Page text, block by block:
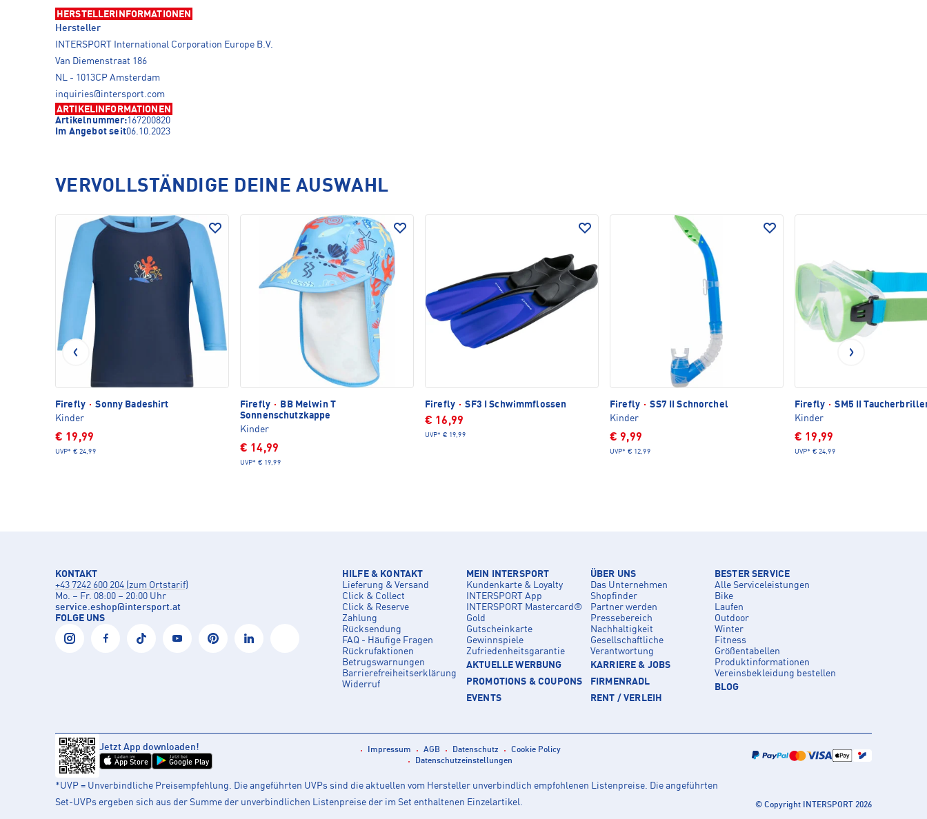
HERSTELLERINFORMATIONEN
Hersteller
INTERSPORT International Corporation Europe B.V.
Van Diemenstraat 186
NL - 1013CP Amsterdam
inquiries@intersport.com
ARTIKELINFORMATIONEN
Artikelnummer:167200820
Im Angebot seit06.10.2023
VERVOLLSTÄNDIGE DEINE AUSWAHL
Firefly · Sonny Badeshirt
Kinder
€ 19,99
UVP* € 24,99
Firefly ·
BB Melwin T
Sonnenschutzkappe
Kinder
€ 14,99
UVP* € 19,99
Firefly · SF3 I Schwimmflossen
€ 16,99
UVP* € 19,99
Firefly · SS7 II Schnorchel
Kinder
€ 9,99
UVP* € 12,99
Firefly · SM5 II
Kinder
€ 19,99
UVP* € 24,99
KONTAKT
+43 7242 600 204 (zum Ortstarif)
Mo. – Fr. 08:00 – 20:00 Uhr
service.eshop@intersport.at
FOLGE UNS
HILFE & KONTAKT
Lieferung & Versand
Click & Collect
Click & Reserve
Zahlung
Rücksendung
FAQ - Häufige Fragen
Rückrufaktionen
Betrugswarnungen
Barrierefreiheitserklärung
Widerruf
MEIN INTERSPORT
Kundenkarte & Loyalty
INTERSPORT App
INTERSPORT Mastercard®
Gold
Gutscheinkarte
Gewinnspiele
Zufriedenheitsgarantie
AKTUELLE WERBUNG
PROMOTIONS & COUPONS
EVENTS
ÜBER UNS
Das Unternehmen
Shopfinder
Partner werden
Pressebereich
Nachhaltigkeit
Gesellschaftliche
Verantwortung
KARRIERE & JOBS
FIRMENRADL
RENT / VERLEIH
BESTER SERVICE
Alle Serviceleistungen
Bike
Laufen
Outdoor
Winter
Fitness
Größentabellen
Produktinformationen
Vereinsbekleidung bestellen
BLOG
Jetzt App downloaden!
Laden im
App Store
Jetzt bei
Google Play
Impressum AGB Datenschutz
Cookie Policy
Datenschutzeinstellungen
*UVP = Unverbindliche Preisempfehlung. Die angeführten UVPs sind die aktuellen vom Hersteller unverbindlich empfohlenen Listenpreise. Die angeführten
Set-UVPs ergeben sich aus der Summe der unverbindlichen Listenpreise der im Set enthaltenen Einzelartikel.
© Copyright INTERSPORT 2026